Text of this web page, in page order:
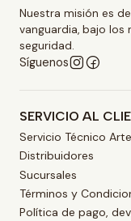
Nuestra misión es
vanguardia, bajo
seguridad.
Síguenos
SERVICIO AL
Servicio Técnico
Distribuidores
Sucursales
Términos y
Política de pago,